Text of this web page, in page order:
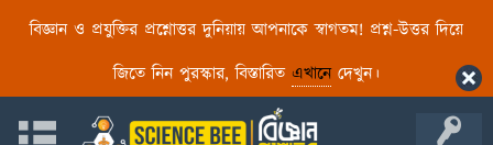
বিজ্ঞান ও প্রযুক্তির প্রশ্নোত্তর দুনিয়ায় আপনাকে স্বাগতম! প্রশ্ন-উত্তর দিয়ে
জিতে নিন পুরস্কার, বিস্তারিত এখানেদেখুন।